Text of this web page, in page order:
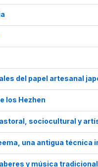
del papel artesanal
los Hezhen
sociocultural y
una antigua técnica
y música tradicional